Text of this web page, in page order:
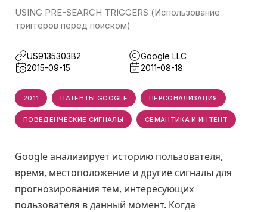
USING PRE-SEARCH TRIGGERS (Использование
триггеров перед поиском)
US9135303B2
Google LLC
2015-09-15
2011-08-18
2011 ПАТЕНТЫ GOOGLE ПЕРСОНАЛИЗАЦИЯ
ПОВЕДЕНЧЕСКИЕ СИГНАЛЫ СЕМАНТИКА И ИНТЕНТ
Google анализирует историю пользователя,
время, местоположение и другие сигналы для
прогнозирования тем, интересующих
пользователя в данный момент. Когда